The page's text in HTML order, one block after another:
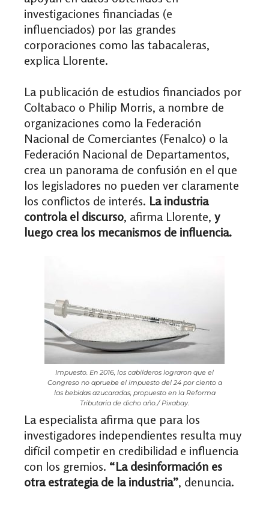
investigaciones financiadas (e
influenciados) por las grandes
corporaciones como las tabacaleras,
explica Llorente.
La publicación de estudios financiados por
Coltabaco o Philip Morris, a nombre de
organizaciones como la Federación
Nacional de Comerciantes (Fenalco) o la
Federación Nacional de Departamentos,
crea un panorama de confusión en el que
los legisladores no pueden ver claramente
los conflictos de interés. La industria
controla el discurso, afirma Llorente, y
luego crea los mecanismos de influencia.
Impuesto. En 2016, los cabilderos lograron que el
Congreso no apruebe el impuesto del 24 por ciento a
las bebidas azucaradas, propuesto en la Reforma
Tributaria de dicho año./ Pixabay.
La especialista afirma que para los
investigadores independientes resulta muy
difícil competir en credibilidad e influencia
con los gremios. “La desinformación es
otra estrategia de la industria”, denuncia.